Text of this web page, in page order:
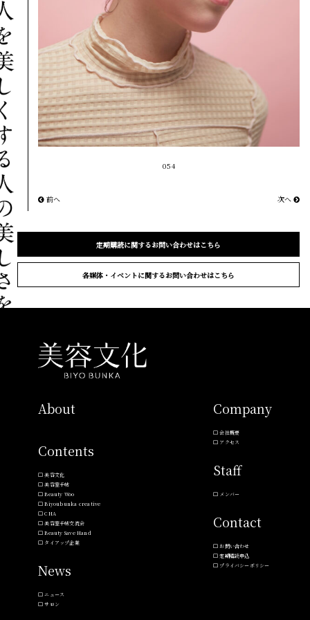
054
前へ 次へ
定期購読に関するお問い合わせはこちら
各媒体・イベントに関するお問い合わせはこちら
About
Contents
美容文化
美容室手帖
Beauty Woo
Biyoubunka creative
CHA
美容室手帖交流会
Beauty Save Hand
タイアップ企業
News
ニュース
サロン
Company
会社概要
アクセス
Staff
メンバー
Contact
お問い合わせ
定期購読申込
プライバシーポリシー